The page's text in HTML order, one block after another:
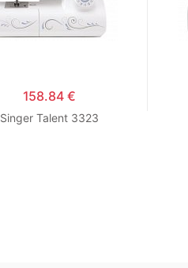
158.84 €
Singer Talent 3323